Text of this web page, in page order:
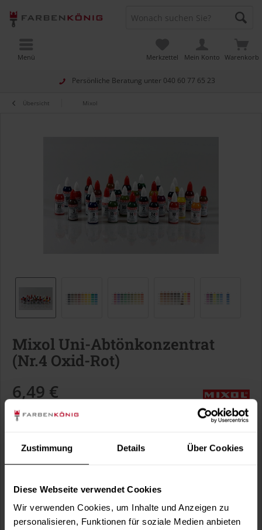
Zustimmung Details Über Cookies
Diese Webseite verwendet Cookies
Wir verwenden Cookies, um Inhalte und Anzeigen zu
personalisieren, Funktionen für soziale Medien anbieten
Persönliche Beratung unter 040 60 77 65 23
Warenkorb
Merkzettel Mein Konto
Menü
Übersicht Mixol
Mixol Uni-Abtönkonzentrat
(Nr.4 Oxid-Rot)
6,49 €
Inhalt:
inkl. MwSt.
Sofort versandfertig, Lieferzeit ca. 1-3 Arbeitstage
Liter: